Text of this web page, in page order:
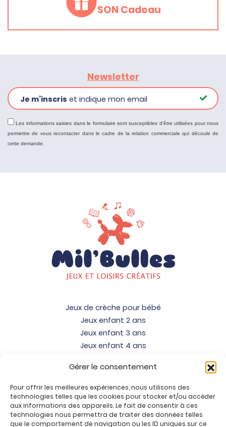
Gérer le consentement
Pour offrir les meilleures expériences, nous utilisons des
technologies telles que les cookies pour stocker et/ou accéder
aux informations des appareils. Le fait de consentir à ces
technologies nous permettra de traiter des données telles
que le comportement de navigation ou les ID uniques sur ce
SON Cadeau
Newsletter
Je m’inscris et indique mon email
Les informations saisies dans le formulaire sont susceptibles d'être utilisées pour nous
permettre de vous recontacter dans le cadre de la relation commerciale qui découle de
cette demande.
Jeux de crèche pour bébé
Jeux enfant 2 ans
Jeux enfant 3 ans
Jeux enfant 4 ans
Jeux enfant 6 ans
Jeux enfant 7 ans
Jeux enfant 8 ans
Jeux enfant 9 ans
Jeux enfant 10 ans